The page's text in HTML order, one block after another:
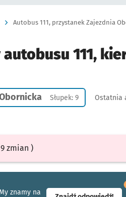
Autobus 111, przystanek Zajezdnia
111,
Słupek: 9 Ostatnia
zmian )
znamy na